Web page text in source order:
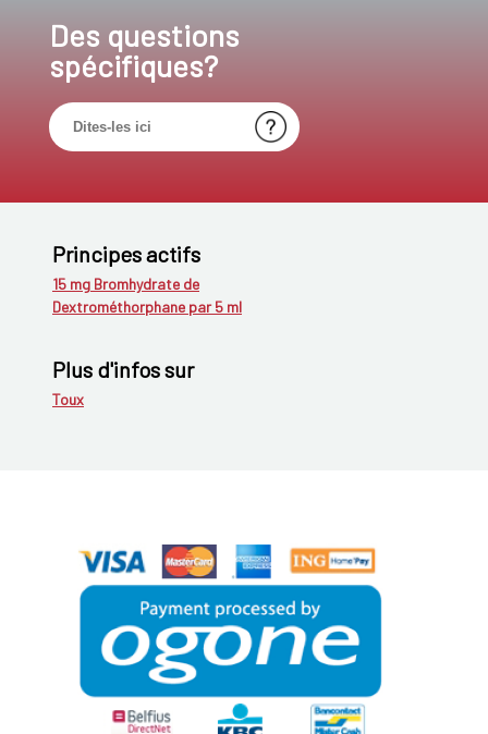
Des questions
spécifiques?
Principes actifs
15 mg Bromhydrate de
Dextrométhorphane par 5 ml
Plus d'infos sur
Toux